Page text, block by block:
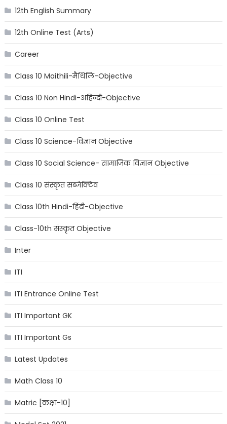
12th English Summary
12th Online Test (Arts)
Career
Class 10 Maithili-मैथिलि-Objective
Class 10 Non Hindi-अहिन्दी-Objective
Class 10 Online Test
Class 10 Science-विज्ञान Objective
Class 10 Social Science- सामाजिक विज्ञान Objective
Class 10 संस्कृत सब्जेक्टिव
Class 10th Hindi-हिंदी-Objective
Class-10th संस्कृत Objective
Inter
ITI
ITI Entrance Online Test
ITI Important GK
ITI Important Gs
Latest Updates
Math Class 10
Matric [कक्षा-10]